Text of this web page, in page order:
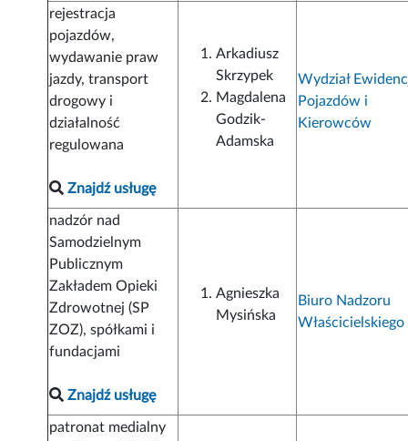
rejestracja
pojazdów,
wydawanie praw
jazdy, transport
drogowy i
działalność
regulowana
Znajdź usługę
Arkadiusz
Skrzypek
Magdalena
Godzik-
Adamska
Wydział
Pojazdów i
Kierowców
nadzór nad
Samodzielnym
Publicznym
Zakładem Opieki
Zdrowotnej (SP
ZOZ), spółkami i
fundacjami
Znajdź usługę
Agnieszka
Mysińska
Biuro Nadzoru
Właścicielskiego
patronat medialny